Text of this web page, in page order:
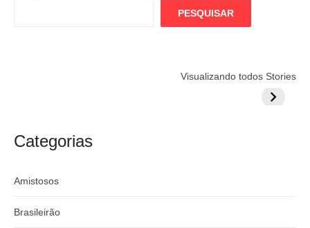
PESQUISAR
Visualizando todos Stories
argentino
Globo quer
Lesão
do
Categorias
Amistosos
Brasileirão